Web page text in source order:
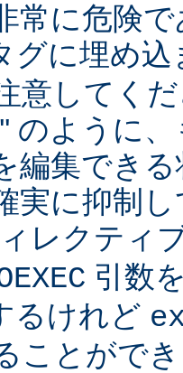
常に危険
グに埋め
意してく
のように
編集でき
実に抑制
レクティ
引数
るけれど
ことがで